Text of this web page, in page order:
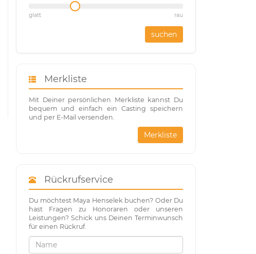
glatt rau
suchen
Merkliste
Mit Deiner persönlichen Merkliste kannst Du
bequem und einfach ein Casting speichern
und per E-Mail versenden.
Merkliste
Rückrufservice
Du möchtest Maya Henselek buchen? Oder Du
hast Fragen zu Honoraren oder unseren
Leistungen? Schick uns Deinen Terminwunsch
für einen Rückruf.